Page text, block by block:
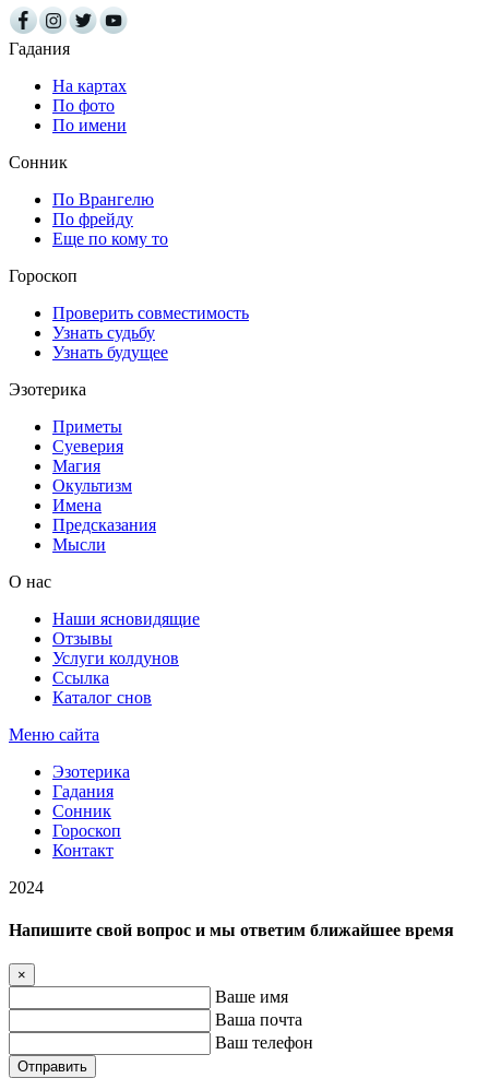
Гадания
На картах
По фото
По имени
Сонник
По Врангелю
По фрейду
Еще по кому то
Гороскоп
Проверить совместимость
Узнать судьбу
Узнать будущее
Эзотерика
Приметы
Суеверия
Магия
Окультизм
Имена
Предсказания
Мысли
О нас
Наши ясновидящие
Отзывы
Услуги колдунов
Ссылка
Каталог снов
Меню сайта
Эзотерика
Гадания
Сонник
Гороскоп
Контакт
2024
Напишите свой вопрос и мы ответим ближайшее время
×
Ваше имя
Ваша почта
Ваш телефон
Отправить